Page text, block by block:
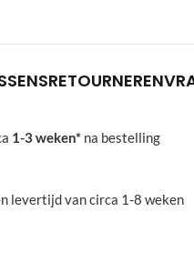
RETOURNEREN
1-3 weken* na bestelling
levertijd van circa 1-8 weken